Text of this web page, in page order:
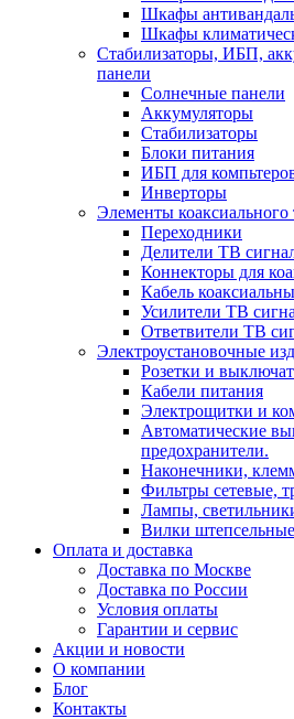
Шкафы
Шкафы
Стабилизаторы, ИБП,
панели
Солнечные панели
Аккумуляторы
Стабилизаторы
Блоки питания
ИБП для
Инверторы
Элементы коаксиального
Переходники
Делители ТВ
Коннекторы для
Кабель
Усилители ТВ
Ответвители ТВ
Электроустановочные
Розетки и
Кабели питания
Электрощитки и
Автоматические
предохранители.
Наконечники,
Фильтры сетевые,
Лампы,
Вилки штепсельные
Оплата и доставка
Доставка по Москве
Доставка по России
Условия оплаты
Гарантии и сервис
Акции и новости
О компании
Блог
Контакты